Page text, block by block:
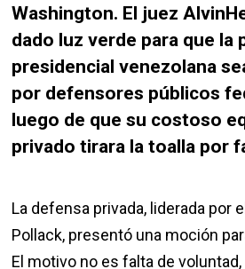
Washington. El juez
dado luz verde para que la
presidencial venezolana
por defensores públicos
luego de que su costoso
privado tirara la toalla por
La defensa privada, liderada por
Pollack, presentó una moción
El motivo no es falta de